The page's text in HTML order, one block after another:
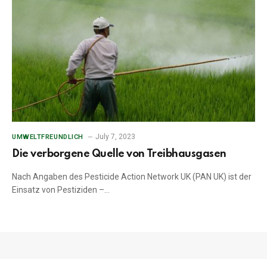
UMWELTFREUNDLICH July 7, 2023
Die verborgene Quelle von Treibhausgasen
Nach Angaben des Pesticide Action Network UK (PAN UK) ist der
Einsatz von Pestiziden –…